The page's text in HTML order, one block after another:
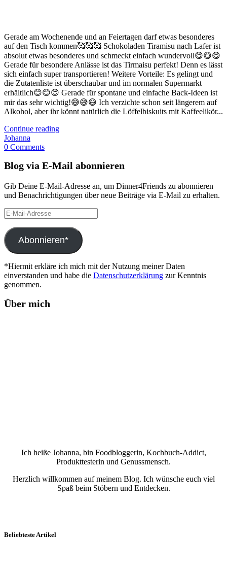
Gerade am Wochenende und an Feiertagen darf etwas besonderes
auf den Tisch kommen🥰🥰🥰 Schokoladen Tiramisu nach Lafer ist
absolut etwas besonderes und schmeckt einfach wundervoll😋😋😋
Gerade für besondere Anlässe ist das Tirmaisu perfekt! Denn es lässt
sich einfach super transportieren! Weitere Vorteile: Es gelingt und
die Zutatenliste ist überschaubar und im normalen Supermarkt
erhältlich😊😊😊 Gerade für spontane und einfache Back-Ideen ist
mir das sehr wichtig!😅😅😅 Ich verzichte schon seit längerem auf
Alkohol, aber ihr könnt natürlich die Löffelbiskuits mit Kaffeelikör...
Continue reading
Johanna
0 Comments
Blog via E-Mail abonnieren
Gib Deine E-Mail-Adresse an, um Dinner4Friends zu abonnieren
und Benachrichtigungen über neue Beiträge via E-Mail zu erhalten.
E-
Mail-
Adresse
Abonnieren*
*Hiermit erkläre ich mich mit der Nutzung meiner Daten
einverstanden und habe die Datenschutzerklärung zur Kenntnis
genommen.
Über mich
Ich heiße Johanna, bin Foodbloggerin, Kochbuch-Addict,
Produkttesterin und Genussmensch.
Herzlich willkommen auf meinem Blog. Ich wünsche euch viel
Spaß beim Stöbern und Entdecken.
Beliebteste Artikel